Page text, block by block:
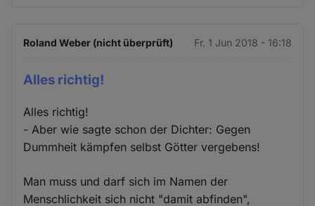
Roland Weber (nicht überprüft) Fr. 1 Jun 2018 - 16:18
Alles richtig!
Alles richtig!
- Aber wie sagte schon der Dichter: Gegen
Dummheit kämpfen selbst Götter vergebens!
Man muss und darf sich im Namen der
Menschlichkeit sich nicht "damit abfinden",